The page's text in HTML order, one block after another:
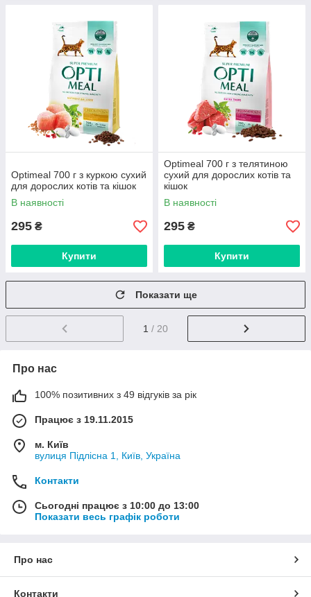
Optimeal 700 г з куркою сухий
для дорослих котів та кішок
В наявності
295 ₴
Купити
Optimeal 700 г з телятиною
сухий для дорослих котів та
кішок
В наявності
295 ₴
Купити
Показати ще
1 / 20
Про нас
100% позитивних з 49 відгуків за рік
Працює з 19.11.2015
м. Київ
вулиця Підлісна 1, Київ, Україна
Контакти
Сьогодні працює з 10:00 до 13:00
Показати весь графік роботи
Про нас
Контакти